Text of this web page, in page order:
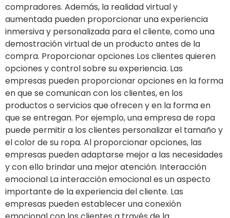
compradores. Además, la realidad virtual y
aumentada pueden proporcionar una experiencia
inmersiva y personalizada para el cliente, como una
demostración virtual de un producto antes de la
compra. Proporcionar opciones Los clientes quieren
opciones y control sobre su experiencia. Las
empresas pueden proporcionar opciones en la forma
en que se comunican con los clientes, en los
productos o servicios que ofrecen y en la forma en
que se entregan. Por ejemplo, una empresa de ropa
puede permitir a los clientes personalizar el tamaño y
el color de su ropa. Al proporcionar opciones, las
empresas pueden adaptarse mejor a las necesidades
y con ello brindar una mejor atención. Interacción
emocional La interacción emocional es un aspecto
importante de la experiencia del cliente. Las
empresas pueden establecer una conexión